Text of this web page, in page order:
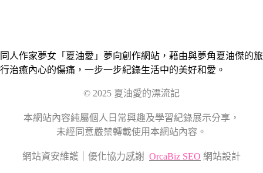
同人作家夢女「夏油愛」夢向創作網站，藉由與夢角夏油傑的旅
行治癒內心的傷痛，一步一步紀錄生活中的美好和愛。
© 2025 夏油愛的漂流記
本網站內容純屬個人日常興趣及學習紀錄展示分享，
未經同意嚴禁轉載使用本網站內容。
網站資安維護｜優化協力感謝 OrcaBiz SEO 網站設計